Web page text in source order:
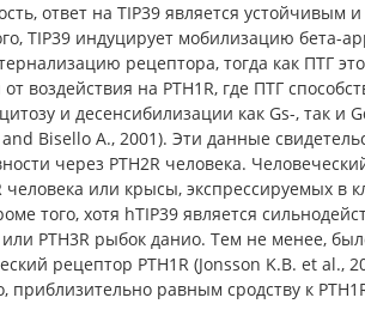
ответ на TIP39 является
TIP39 индуцирует мобилизацию бета-
рецептора, тогда как ПТГ
воздействия на PTH1R, где ПТГ
и десенсибилизации как Gs-, так и
Bisello A., 2001). Эти данные
через PTH2R человека.
или крысы, экспрессируемых в
того, хотя hTIP39 является
PTH3R рыбок данио. Тем не менее,
рецептор PTH1R (Jonsson K.B. et al.,
приблизительно равным сродству к